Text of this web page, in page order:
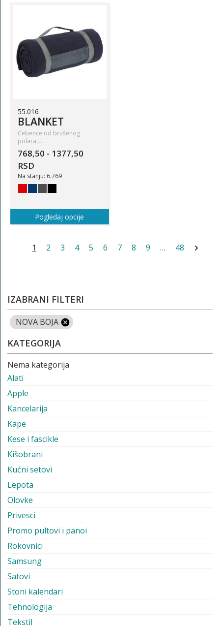
55.016
BLANKET
Ćebence od brušenog
polara,…
768,50 - 1377,50
RSD
Na stanju: 6.769
Pogledaj opcije
1 2 3 4 5 6 7 8 9 … 48
IZABRANI FILTERI
NOVA BOJA
KATEGORIJA
Nema kategorija
Alati
Apple
Kancelarija
Kape
Kese i fascikle
Kišobrani
Kućni setovi
Lepota
Olovke
Privesci
Promo pultovi i panoi
Rokovnici
Samsung
Satovi
Stoni kalendari
Tehnologija
Tekstil